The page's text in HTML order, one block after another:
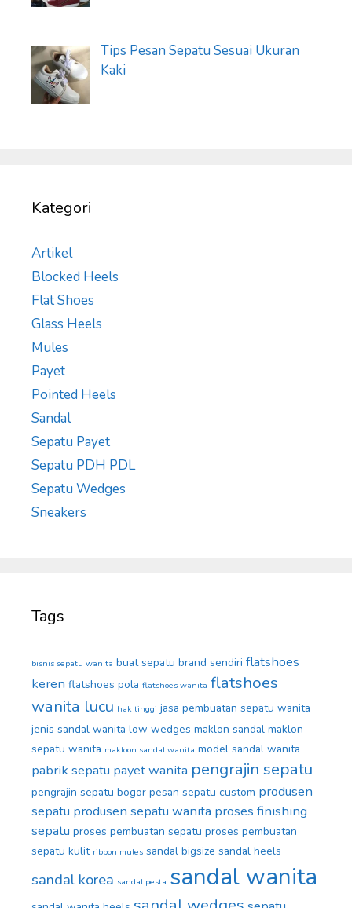
Tips Pesan Sepatu Sesuai Ukuran
Kaki
Kategori
Artikel
Blocked Heels
Flat Shoes
Glass Heels
Mules
Payet
Pointed Heels
Sandal
Sepatu Payet
Sepatu PDH PDL
Sepatu Wedges
Sneakers
Tags
bisnis sepatu wanita buat sepatu brand sendiri flatshoes
keren flatshoes pola flatshoes wanita flatshoes
wanita lucu hak tinggi jasa pembuatan sepatu wanita
jenis sandal wanita low wedges maklon sandal maklon
sepatu wanita makloon sandal wanita model sandal wanita
pabrik sepatu payet wanita pengrajin sepatu
pengrajin sepatu bogor pesan sepatu custom produsen
sepatu produsen sepatu wanita proses finishing
sepatu proses pembuatan sepatu proses pembuatan
sepatu kulit ribbon mules sandal bigsize sandal heels
sandal korea sandal pesta sandal wanita